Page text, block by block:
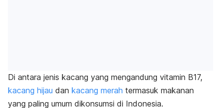
Di antara jenis kacang yang mengandung vitamin B17,
kacang hijau dan kacang merah termasuk makanan
yang paling umum dikonsumsi di Indonesia.